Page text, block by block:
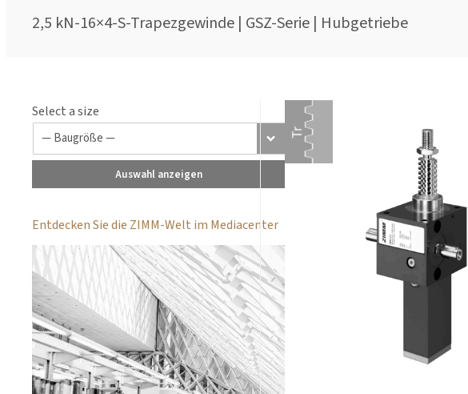
2,5 kN-16×4-S-Trapezgewinde | GSZ-Serie | Hubgetriebe
Select a size
Auswahl anzeigen
Entdecken Sie die ZIMM-Welt im Mediacenter